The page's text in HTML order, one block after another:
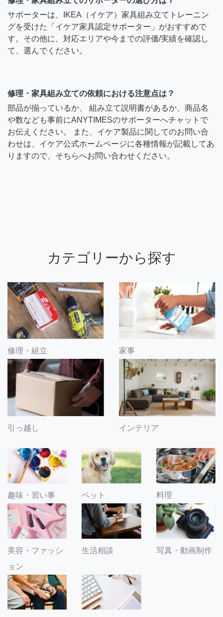
サポーターは、IKEA（イケア）家具組み立てトレーニン
グを受けた「イケア家具認定サポーター」がおすすめで
す。その他に、対応エリアや今までの評価/実績を確認し
て、選んでください。
修理・家具組み立ての依頼における注意点は？
部品が揃っているか、 組み立て説明書があるか、商品名
や数なども事前にANYTIMESのサポーターへチャットで
お伝えください。 また、イケア製品に関してのお問い合
わせは、イケア公式ホームページに各種情報が記載してあ
りますので、そちらへお問い合わせください。
カテゴリーから探す
修理・組立 家事
引っ越し インテリア
趣味・習い事 ペット 料理
美容・ファッシ
ョン
生活相談 写真・動画制作